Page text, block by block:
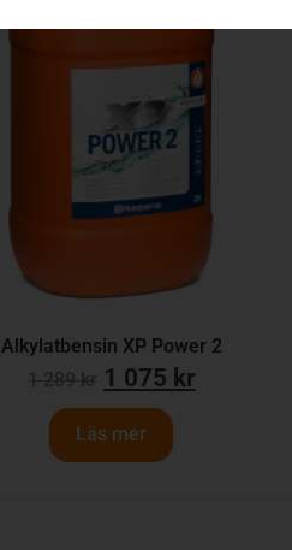
Alkylatbensin XP Power 2
1 289 kr 1 075 kr
Läs mer